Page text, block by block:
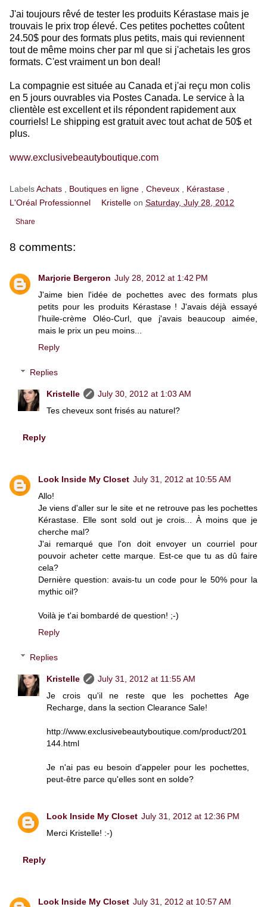
J'ai toujours rêvé de tester les produits Kérastase mais je
trouvais le prix trop élevé. Ces petites pochettes coûtent
24.50$ pour des formats plus petits, mais qui reviennent
tout de même moins cher par ml que si j'achetais les gros
formats. C'est vraiment un bon deal!
La compagnie est située au Canada et j'ai reçu mon colis
en 5 jours ouvrables via Postes Canada. Le service à la
clientèle est excellent et ils répondent rapidement aux
courriels! Le shipping est gratuit avec tout achat de 50$ et
plus.
www.exclusivebeautyboutique.com
LabelsAchats , Boutiques en ligne , Cheveux , Kérastase ,
L'Oréal Professionnel
Kristelle onSaturday, July 28, 2012
Share
8 comments:
Marjorie Bergeron July 28, 2012 at 1:42 PM
J'aime bien l'idée de pochettes avec des formats plus
petits pour les produits Kérastase ! J'avais déjà essayé
l'huile-crème Oléo-Curl, que j'avais beaucoup aimée,
mais le prix un peu moins...
Reply
Replies
Kristelle
July 30, 2012 at 1:03 AM
Tes cheveux sont frisés au naturel?
Reply
Look Inside My Closet July 31, 2012 at 10:55 AM
Allo!
Je viens d'aller sur le site et ne retrouve pas les pochettes
Kérastase. Elle sont sold out je crois... À moins que je
cherche mal?
J'ai remarqué que l'on doit envoyer un courriel pour
pouvoir acheter cette marque. Est-ce que tu as dû faire
cela?
Dernière question: avais-tu un code pour le 50% pour la
mythic oil?
Voilà je t'ai bombardé de question! ;-)
Reply
Replies
Kristelle
July 31, 2012 at 11:55 AM
Je crois qu'il ne reste que les pochettes Age
Recharge, dans la section Clearance Sale!
http://www.exclusivebeautyboutique.com/product/201
144.html
Je n'ai pas eu besoin d'appeler pour les pochettes,
peut-être parce qu'elles sont en solde?
Look Inside My Closet July 31, 2012 at 12:36 PM
Merci Kristelle! :-)
Reply
Look Inside My Closet July 31, 2012 at 10:57 AM